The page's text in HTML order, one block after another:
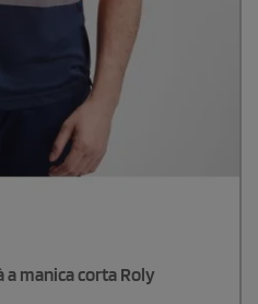
manica corta Roly